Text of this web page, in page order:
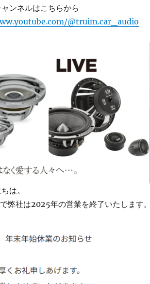
ャンネルはこちらから
@truim.car_audio
は。
弊社は2025年の営業を終了いたします。